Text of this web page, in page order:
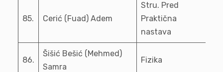
85. Cerić (Fuad) Adem
Stru. Pred
Praktična
nastava
86.
Šišić Bešić (Mehmed)
Samra
Fizika